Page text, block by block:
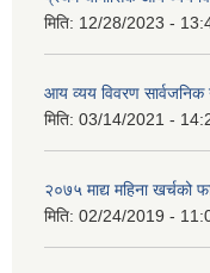
मिति: 12/28/2023 -
आय व्यय विवरण सार्वजनिक
मिति: 03/14/2021 -
२०७५ माद्य महिना खर्चको
मिति: 02/24/2019 -